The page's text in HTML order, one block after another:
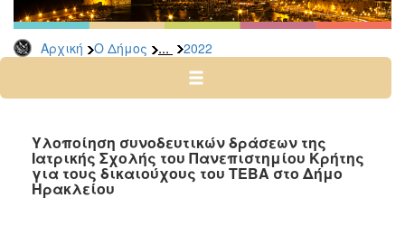
Αρχική Ο Δήμος ... 2022
Αρχείο
2026
2024
2022
2021
Υλοποίηση συνοδευτικών δράσεων της
Ιατρικής Σχολής του Πανεπιστημίου Κρήτης
για τους δικαιούχους του ΤΕΒΑ στο Δήμο
Ηρακλείου